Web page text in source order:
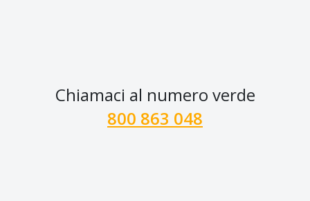
Chiamaci al numero verde
800 863 048